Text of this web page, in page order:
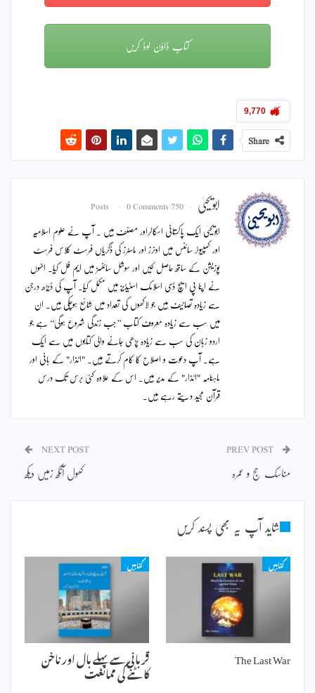
کتاب ڈاؤن لوڈ کریں
9,770
Share
ابویحییٰ 750 Posts
0 Comments
ابویحییٰ ایک پاکستانی اسکالراور مصنف ہیں ۔ آپ نے علوم اسلامیہ
اور کمپیوٹر سائنس میں اونرز اور ماسٹرز کی ڈگریاں فرسٹ کلاس فرسٹ
پوزیشن کے ساتھ حاصل کیں اور سوشل سائنسز میں ایم فل کیا۔ انہوں
نے اپنا پی ایچ ڈی اسلامک اسٹیڈیز میں مکمل کیا۔ آپ کی ڈیڑھ درجن
سے زیادہ تصانیف ہیں جو لاکھوں کی تعداد میں شائع ہوچکی ہیں۔ ان
میں سب سے زیادہ معروف کتاب ’’جب زندگی شروع ہوگی‘‘ ہے جو
اردو زبان کی سب سے زیادہ پڑھی جانے والی کتابوں میں سے ایک
ہے۔ آپ دعوت و اصلاح کا کام کرتے ہیں۔ "انذار" کے بانی اور
ماہنامہ "انذار" کے مدیر ہیں۔ اس کے علاوہ کئی برس تک درس
قرآن مجید دیتے رہے ہیں۔
مناسک حج و عمرہ
NEXT POST
کھول آنکھ زمیں دیکھ
شاید آپ یہ بھی پسند کریں
کتابیں
The Last War
کتابیں
قربانی سے پہلے بال اور ناخن
کاٹنے کی ممانعت